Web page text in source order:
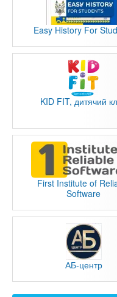
Easy History For
KID FIT, дитячий
First Institute of
Software
АБ-центр